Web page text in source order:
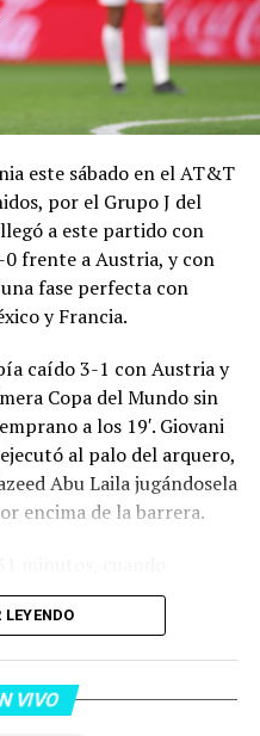
este sábado en el AT&T
por el Grupo J del
a este partido con
frente a Austria, y con
fase perfecta con
y Francia.
caído 3-1 con Austria y
Copa del Mundo sin
a los 19′. Giovani
al palo del arquero,
Abu Laila jugándosela
encima de la barrera.
penal el 2-0. El Toro
Mundo, tras no
que intentó ir a
tiro en el travesaño del
VIVO